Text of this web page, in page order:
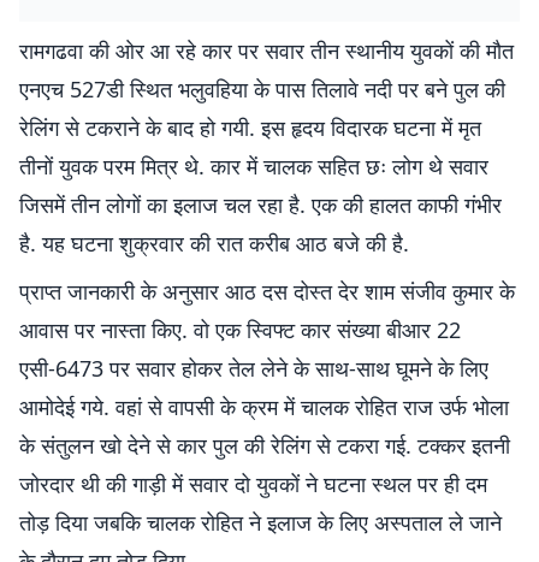
रामगढवा की ओर आ रहे कार पर सवार तीन स्थानीय युवकों की मौत
एनएच 527डी स्थित भलुवहिया के पास तिलावे नदी पर बने पुल की
रेलिंग से टकराने के बाद हो गयी. इस हृदय विदारक घटना में मृत
तीनों युवक परम मित्र थे. कार में चालक सहित छः लोग थे सवार
जिसमें तीन लोगों का इलाज चल रहा है. एक की हालत काफी गंभीर
है. यह घटना शुक्रवार की रात करीब आठ बजे की है.
प्राप्त जानकारी के अनुसार आठ दस दोस्त देर शाम संजीव कुमार के
आवास पर नास्ता किए. वो एक स्विफ्ट कार संख्या बीआर 22
एसी-6473 पर सवार होकर तेल लेने के साथ-साथ घूमने के लिए
आमोदेई गये. वहां से वापसी के क्रम में चालक रोहित राज उर्फ भोला
के संतुलन खो देने से कार पुल की रेलिंग से टकरा गई. टक्कर इतनी
जोरदार थी की गाड़ी में सवार दो युवकों ने घटना स्थल पर ही दम
तोड़ दिया जबकि चालक रोहित ने इलाज के लिए अस्पताल ले जाने